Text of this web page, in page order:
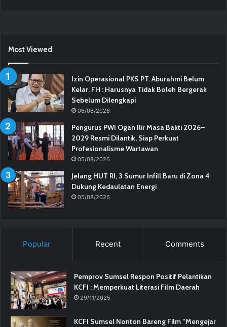
Most Viewed
Izin Operasional PKS PT. Aburahmi Belum
Kelar, FH : Harusnya Tidak Boleh Bergerak
Sebelum Dilengkapi
06/08/2026
Pengurus PWI Ogan Ilir Masa Bakti 2026–
2029 Resmi Dilantik, Siap Perkuat
Profesionalisme Wartawan
05/08/2026
Jelang HUT RI, 3 Sumur Infill Baru di Zona 4
Dukung Kedaulatan Energi
05/08/2026
Popular Recent Comments
Pemprov Sumsel Respon Positif Pelantikan
KCFI : Memperkuat Literasi Film Daerah
29/11/2025
KCFI Sumsel Nonton Bareng Film “Mengejar